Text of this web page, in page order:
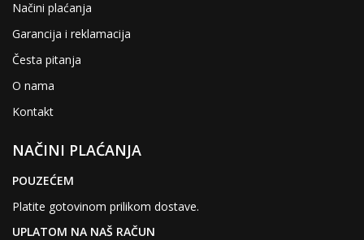
Načini plaćanja
Garancija i reklamacija
Česta pitanja
O nama
Kontakt
NAČINI PLAĆANJA
POUZEĆEM
Platite gotovinom prilikom dostave.
UPLATOM NA NAŠ RAČUN